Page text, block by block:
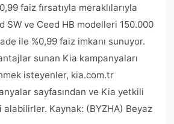
faiz fırsatıyla meraklılarıyla
SW ve Ceed HB modelleri 150.000
ile %0,99 faiz imkanı sunuyor.
sunan Kia kampanyaları
isteyenler, kia.com.tr
sayfasından ve Kia yetkili
alabilirler. Kaynak: (BYZHA) Beyaz